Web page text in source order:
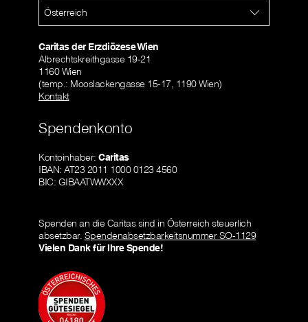
Österreich
Caritas der Erzdiözese Wien
Albrechtskreithgasse 19-21
1160 Wien
(temp.: Mooslackengasse 15-17, 1190 Wien)
Kontakt
Spendenkonto
Kontoinhaber: Caritas
IBAN: AT23 2011 1000 0123 4560
BIC: GIBAATWWXXX
Spenden an die Caritas sind in Österreich steuerlich
absetzbar. Spendenabsetzbarkeitsnummer SO-1129
Vielen Dank für Ihre Spende!